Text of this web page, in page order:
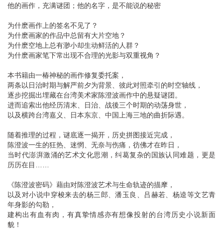
他的画作，充满谜团；他的名字，是不能说的秘密
为什麽画作上的签名不见了？
为什麽画家的作品中总留有大片空地？
为什麽空地上总有渺小却生动鲜活的人群？
为什麽画家笔下常出现不合理的光影与双重视角？
本书籍由一椿神秘的画作修复委托案，
两条以日治时期与解严前夕为背景、彼此对照牵引的时空轴线，
逐步挖掘出埋藏在台湾美术家陈澄波画作中的悬疑谜团。
进而追索出他经历清末、日治、战後三个时期的动荡身世，
以及横跨台湾嘉义、日本东京、中国上海三地的曲折际遇。
随着推理的过程，谜底逐一揭开，历史拼图接近完成，
陈澄波一生的狂热、迷惘、无奈与伤痛，彷佛才在昨日，
当时代澎湃激涌的艺术文化思潮，纠葛复杂的国族认同难题，更是
历历在目……
《陈澄波密码》藉由对陈澄波艺术与生命轨迹的描摩，
以及对小说中穿梭来去的杨三郎、潘玉良、吕赫若、杨逵等文艺青
年身影的勾勒，
建构出有血有肉，有真挚情感亦有想像投射的台湾历史小说新面
貌！